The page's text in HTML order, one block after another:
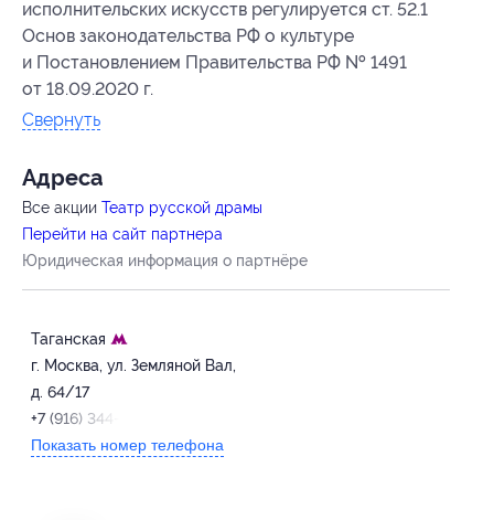
исполнительских искусств регулируется ст. 52.1
Основ законодательства РФ о культуре
и Постановлением Правительства РФ № 1491
от 18.09.2020 г.
Свернуть
Адресa
Все акции Театр русской драмы
Перейти на сайт партнера
Юридическая информация о партнёре
Таганская
г. Москва, ул. Земляной Вал,
д. 64/17
+7 (916) 344-08-08
Показать номер телефона